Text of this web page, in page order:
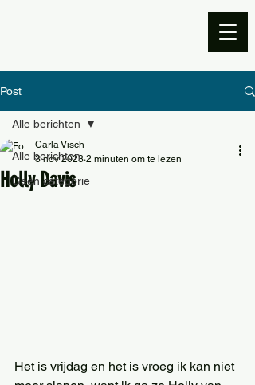
Post
Alle berichten
Geen categorie
Alle berichten
Holly Davis
Carla Visch
3 nov 2023 2 minuten om te lezen
Het is vrijdag en het is vroeg ik kan niet